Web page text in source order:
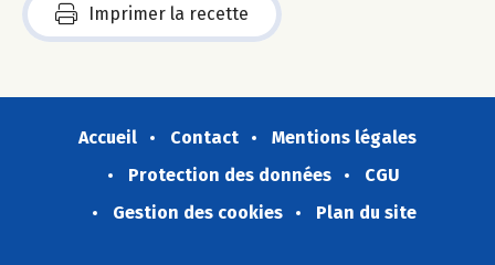
Imprimer la recette
Accueil Contact
Mentions légales
Protection des données
CGU
Gestion des cookies
Plan du site